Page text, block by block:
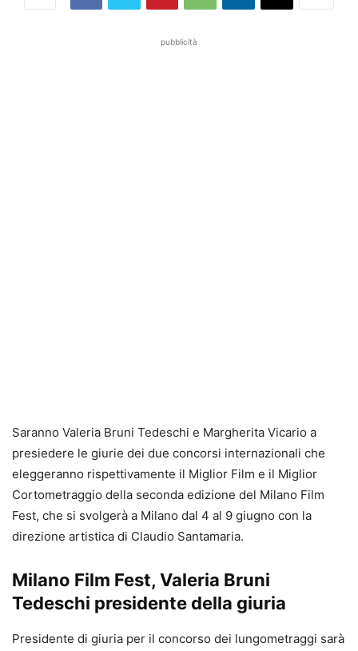
pubblicità
Saranno Valeria Bruni Tedeschi e Margherita Vicario a
presiedere le giurie dei due concorsi internazionali che
eleggeranno rispettivamente il Miglior Film e il Miglior
Cortometraggio della seconda edizione del Milano Film
Fest, che si svolgerà a Milano dal 4 al 9 giugno con la
direzione artistica di Claudio Santamaria.
Milano Film Fest, Valeria Bruni
Tedeschi presidente della giuria
Presidente di giuria per il concorso dei lungometraggi sarà